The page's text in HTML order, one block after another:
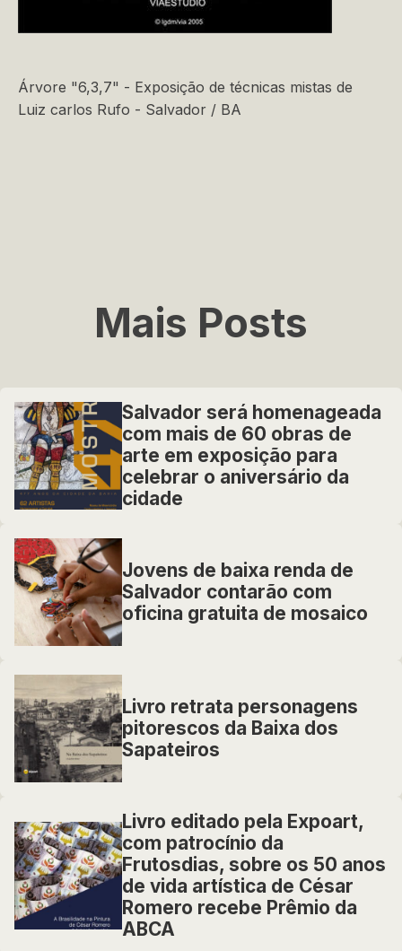
Árvore "6,3,7" - Exposição de técnicas mistas de
Luiz carlos Rufo - Salvador / BA
Mais Posts
Salvador será homenageada
com mais de 60 obras de
arte em exposição para
celebrar o aniversário da
cidade
Jovens de baixa renda de
Salvador contarão com
oficina gratuita de mosaico
Livro retrata personagens
pitorescos da Baixa dos
Sapateiros
Livro editado pela Expoart,
com patrocínio da
Frutosdias, sobre os 50 anos
de vida artística de César
Romero recebe Prêmio da
ABCA